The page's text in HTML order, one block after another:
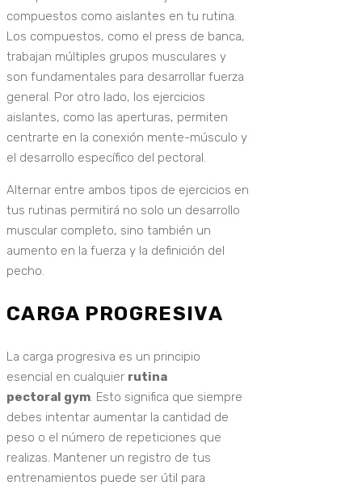
compuestos como aislantes en tu rutina.
Los compuestos, como el press de banca,
trabajan múltiples grupos musculares y
son fundamentales para desarrollar fuerza
general. Por otro lado, los ejercicios
aislantes, como las aperturas, permiten
centrarte en la conexión mente-músculo y
el desarrollo específico del pectoral.
Alternar entre ambos tipos de ejercicios en
tus rutinas permitirá no solo un desarrollo
muscular completo, sino también un
aumento en la fuerza y la definición del
pecho.
CARGA PROGRESIVA
La carga progresiva es un principio
esencial en cualquier rutina
pectoral gym. Esto significa que siempre
debes intentar aumentar la cantidad de
peso o el número de repeticiones que
realizas. Mantener un registro de tus
entrenamientos puede ser útil para